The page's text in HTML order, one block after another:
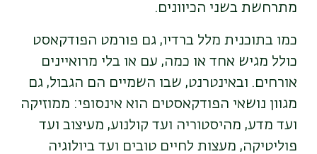
מתרחשת בשני הכיוונים.
כמו בתוכנית מלל ברדיו, גם פורמט הפודקאסט
כולל מגיש אחד או כמה, עם או בלי מרואיינים
אורחים. ובאינטרנט, שבו השמיים הם הגבול, גם
מגוון נושאי הפודקאסטים הוא אינסופי: ממוזיקה
ועד מדע, מהיסטוריה ועד קולנוע, מעיצוב ועד
פוליטיקה, מעצות לחיים טובים ועד ביולוגיה